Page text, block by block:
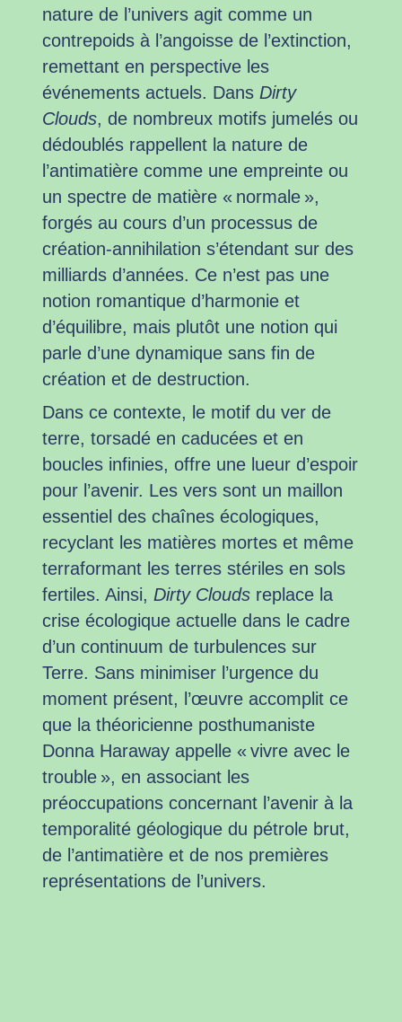
nature de l’univers agit comme un
contrepoids à l’angoisse de l’extinction,
remettant en perspective les
événements actuels. Dans Dirty
Clouds, de nombreux motifs jumelés ou
dédoublés rappellent la nature de
l’antimatière comme une empreinte ou
un spectre de matière « normale »,
forgés au cours d’un processus de
création-annihilation s’étendant sur des
milliards d’années. Ce n’est pas une
notion romantique d’harmonie et
d’équilibre, mais plutôt une notion qui
parle d’une dynamique sans fin de
création et de destruction.
Dans ce contexte, le motif du ver de
terre, torsadé en caducées et en
boucles infinies, offre une lueur d’espoir
pour l’avenir. Les vers sont un maillon
essentiel des chaînes écologiques,
recyclant les matières mortes et même
terraformant les terres stériles en sols
fertiles. Ainsi, Dirty Clouds replace la
crise écologique actuelle dans le cadre
d’un continuum de turbulences sur
Terre. Sans minimiser l’urgence du
moment présent, l’œuvre accomplit ce
que la théoricienne posthumaniste
Donna Haraway appelle « vivre avec le
trouble », en associant les
préoccupations concernant l’avenir à la
temporalité géologique du pétrole brut,
de l’antimatière et de nos premières
représentations de l’univers.